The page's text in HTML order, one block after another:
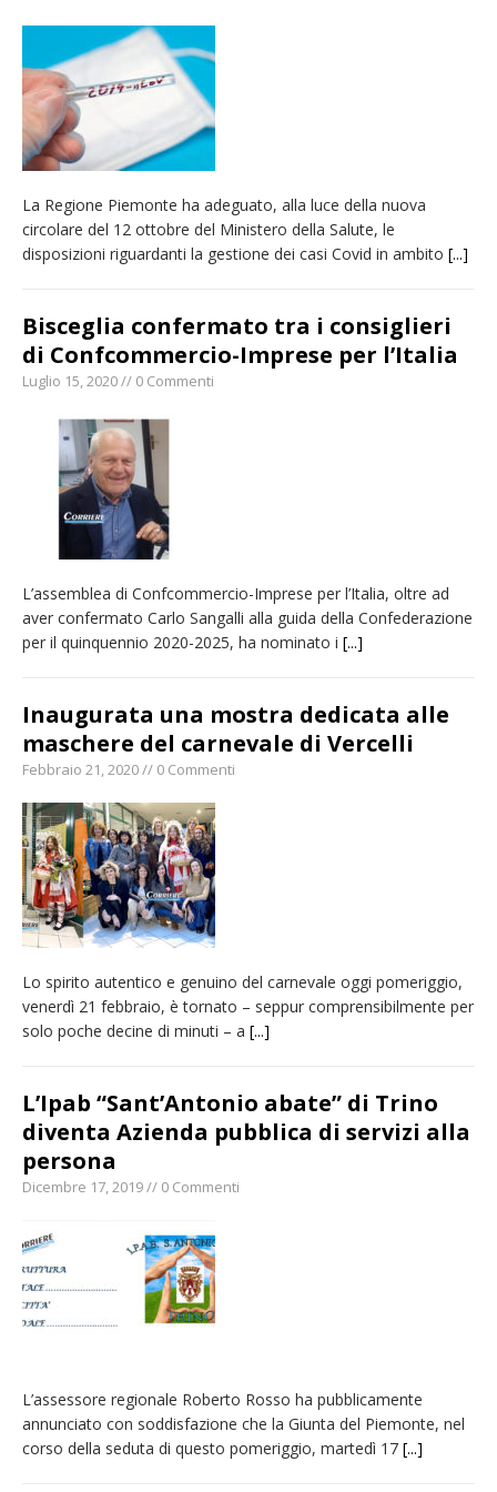
pellegrinaggio diocesano
Intervento dei vigili del fuoco per un
incendio di sterpaglie a Caresanablot
Asl Vc: arrivano i nuovi totem multifunzionali
per i pagamenti delle prestazioni
dell’arcivescovo mons. Marco Arnolfo
La Regione Piemonte ha adeguato, alla luce della nuova
circolare del 12 ottobre del Ministero della Salute, le
disposizioni riguardanti la gestione dei casi Covid in ambito [...]
Bisceglia confermato tra i consiglieri
di Confcommercio-Imprese per l’Italia
Luglio 15, 2020 // 0 Commenti
L’assemblea di Confcommercio-Imprese per l’Italia, oltre ad
aver confermato Carlo Sangalli alla guida della Confederazione
per il quinquennio 2020-2025, ha nominato i [...]
Inaugurata una mostra dedicata alle
maschere del carnevale di Vercelli
Febbraio 21, 2020 // 0 Commenti
Lo spirito autentico e genuino del carnevale oggi pomeriggio,
venerdì 21 febbraio, è tornato – seppur comprensibilmente per
solo poche decine di minuti – a [...]
L’Ipab “Sant’Antonio abate” di Trino
diventa Azienda pubblica di servizi alla
persona
Dicembre 17, 2019 // 0 Commenti
L’assessore regionale Roberto Rosso ha pubblicamente
annunciato con soddisfazione che la Giunta del Piemonte, nel
corso della seduta di questo pomeriggio, martedì 17 [...]